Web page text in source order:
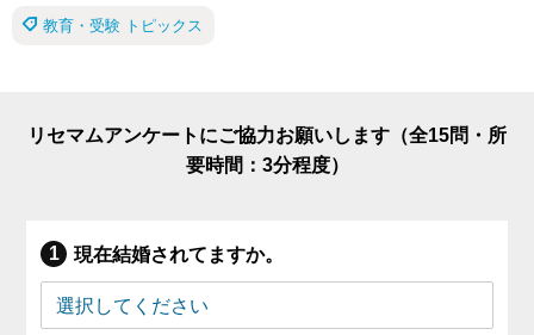
教育・受験 トピックス
リセマムアンケートにご協力お願いします（全15問・所
要時間：3分程度）
現在結婚されてますか。